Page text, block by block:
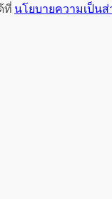
ที่ นโยบายความเป็น